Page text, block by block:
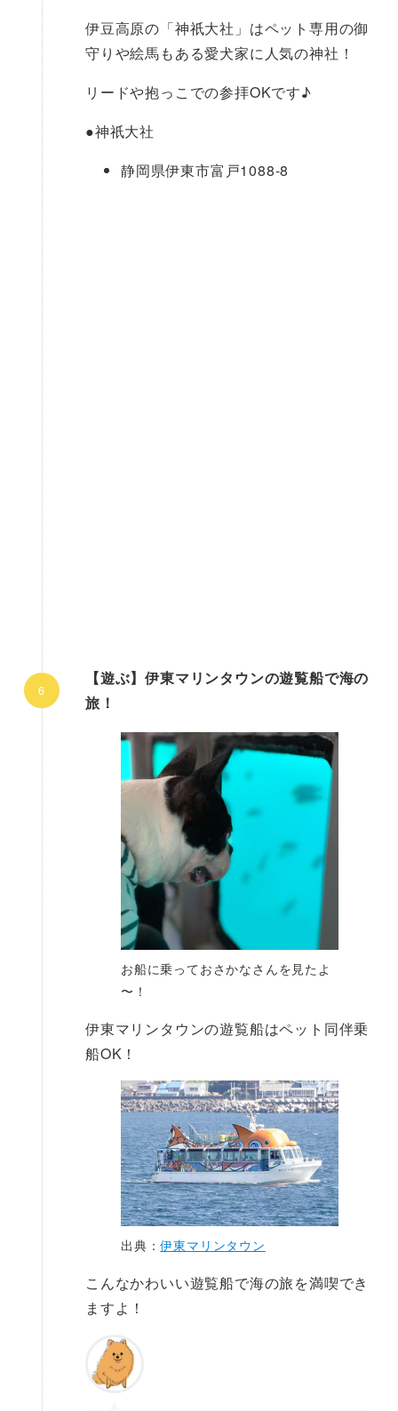
伊豆高原の「神祇大社」はペット専用の御
守りや絵馬もある愛犬家に人気の神社！
リードや抱っこでの参拝OKです♪
●神祇大社
静岡県伊東市富戸1088-8
【遊ぶ】伊東マリンタウンの遊覧船で海の
旅！
お船に乗っておさかなさんを見たよ
〜！
伊東マリンタウンの遊覧船はペット同伴乗
船OK！
出典：伊東マリンタウン
こんなかわいい遊覧船で海の旅を満喫でき
ますよ！